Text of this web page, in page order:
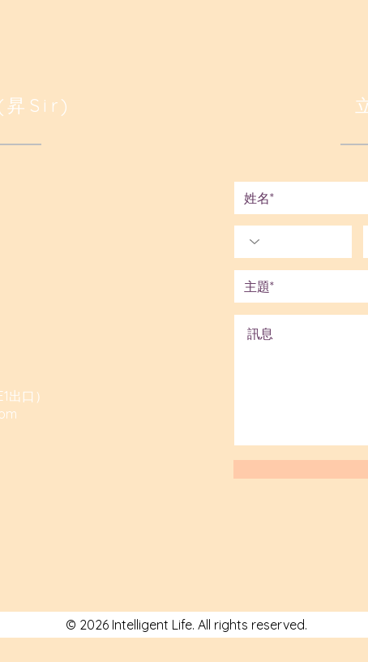
昇Sir)
口）
© 2026 Intelligent Life. All rights reserved.